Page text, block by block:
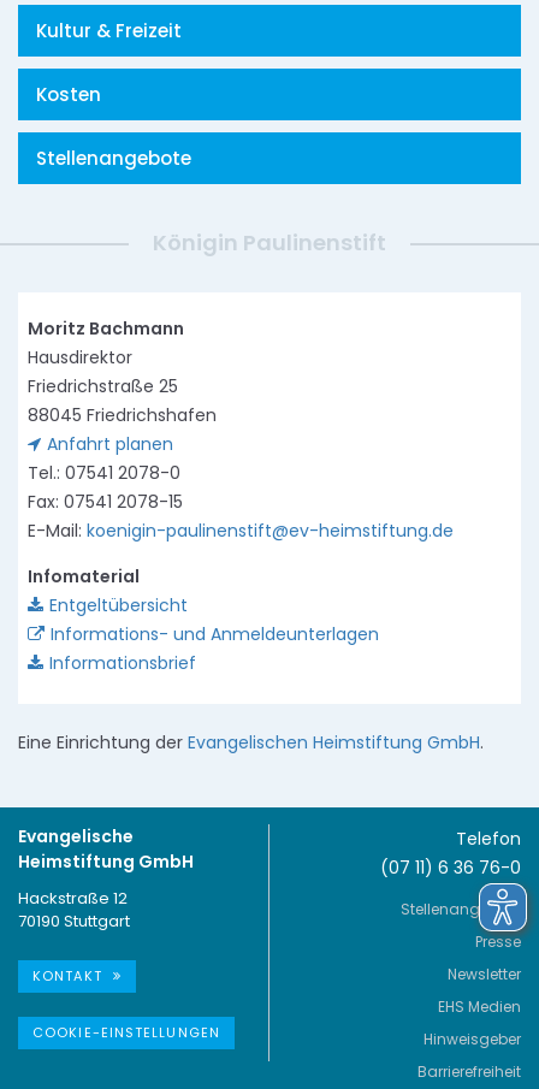
Kultur & Freizeit
Kosten
Stellenangebote
Königin Paulinenstift
Moritz Bachmann
Hausdirektor
Friedrichstraße 25
88045 Friedrichshafen
Anfahrt planen
Tel.: 07541 2078-0
Fax: 07541 2078-15
E-Mail: koenigin-paulinenstift@ev-heimstiftung.de
Infomaterial
Entgeltübersicht
Informations- und Anmeldeunterlagen
Informationsbrief
Eine Einrichtung der Evangelischen Heimstiftung GmbH.
Evangelische
Heimstiftung GmbH
Hackstraße 12
70190 Stuttgart
KONTAKT
COOKIE-EINSTELLUNGEN
Telefon
(07 11) 6 36 76-0
Stellenangebote
Presse
Newsletter
EHS Medien
Hinweisgeber
Barrierefreiheit